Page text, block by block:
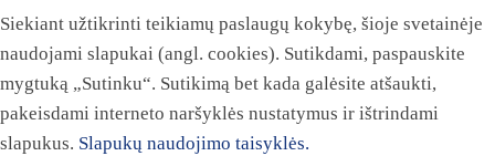
Siekiant užtikrinti teikiamų paslaugų kokybę, šioje svetainėje
naudojami slapukai (angl. cookies). Sutikdami, paspauskite
mygtuką „Sutinku“. Sutikimą bet kada galėsite atšaukti,
pakeisdami interneto naršyklės nustatymus ir ištrindami
slapukus. Slapukų naudojimo taisyklės.